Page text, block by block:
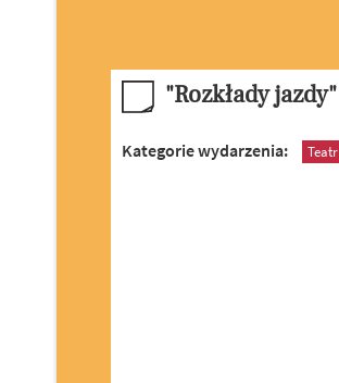
"Rozkłady jazdy"
Kategorie wydarzenia: Teatr